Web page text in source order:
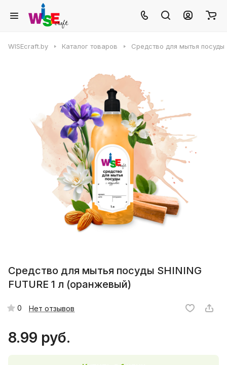
WISEcraft.by Каталог товаров Средство для мытья посуды
Средство для мытья посуды SHINING
FUTURE 1 л (оранжевый)
0 Нет отзывов
8.99 руб.